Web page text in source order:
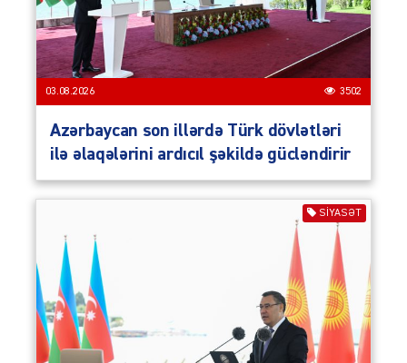
03.08.2026 3502
Azərbaycan son illərdə Türk dövlətləri
ilə əlaqələrini ardıcıl şəkildə gücləndirir
SIYASƏT